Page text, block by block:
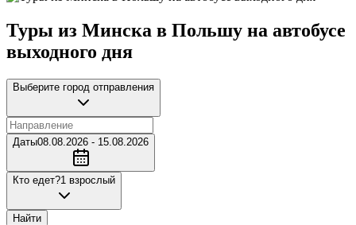
Туры из Минска в Польшу на автобусе
выходного дня
Выберите город отправления
Даты08.08.2026 - 15.08.2026
Кто едет?1 взрослый
Найти